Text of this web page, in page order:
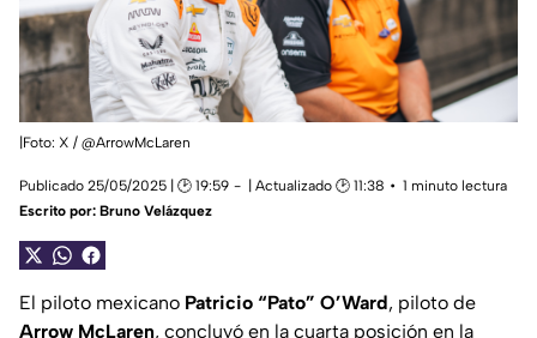
|Foto: X / @ArrowMcLaren
Publicado 25/05/2025 | 🕑 19:59 | Actualizado 🕑 11:38
1 minuto lectura
Escrito por: Bruno Velázquez
El piloto mexicano Patricio “Pato” O’Ward, piloto de
Arrow McLaren, concluyó en la cuarta posición en la